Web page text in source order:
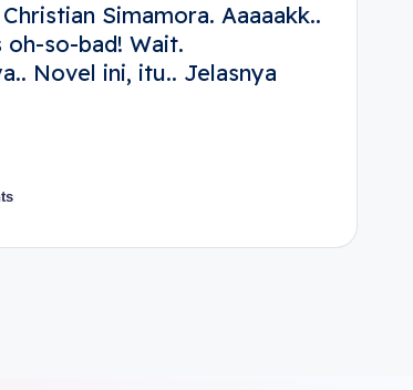
Simamora. Aaaaakk..
so-bad! Wait.
Novel ini, itu.. Jelasnya